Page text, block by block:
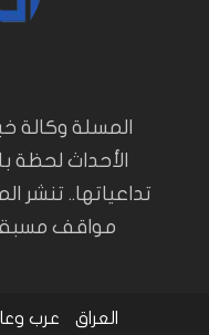
المسلة وكالة
الأحداث لحظة
تداعياتها.. تنشر
مواقف مسبقة
العراق عرب